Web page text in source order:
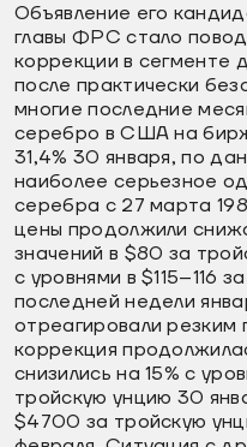
Объявление его
главы ФРС стало
коррекции в сегменте
после практически
многие последние
серебро в США на
31,4% 30 января, по
наиболее серьезное
серебра с 27 марта
цены продолжили
значений в $80 за
с уровнями в $115–116
последней недели
отреагировали
коррекция
снизились на 15% с
тройскую унцию 30
$4700 за тройскую